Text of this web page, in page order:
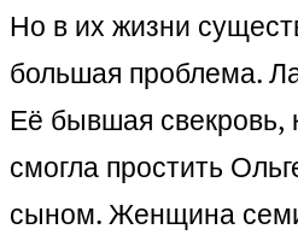
Но в их жизни
большая проблема.
Её бывшая свекровь,
смогла простить
сыном. Женщина